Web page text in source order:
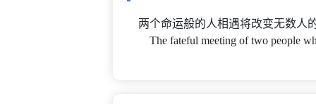
两个命运般的人相遇将改变无数人
The fateful meeting of two people